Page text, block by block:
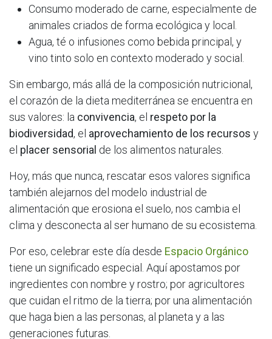
Consumo moderado de carne, especialmente de
animales criados de forma ecológica y local.
Agua, té o infusiones como bebida principal, y
vino tinto solo en contexto moderado y social.
Sin embargo, más allá de la composición nutricional,
el corazón de la dieta mediterránea se encuentra en
sus valores: la convivencia, el respeto por la
biodiversidad, el aprovechamiento de los recursos y
el placer sensorial de los alimentos naturales.
Hoy, más que nunca, rescatar esos valores significa
también alejarnos del modelo industrial de
alimentación que erosiona el suelo, nos cambia el
clima y desconecta al ser humano de su ecosistema.
Por eso, celebrar este día desde Espacio Orgánico
tiene un significado especial. Aquí apostamos por
ingredientes con nombre y rostro; por agricultores
que cuidan el ritmo de la tierra; por una alimentación
que haga bien a las personas, al planeta y a las
generaciones futuras.